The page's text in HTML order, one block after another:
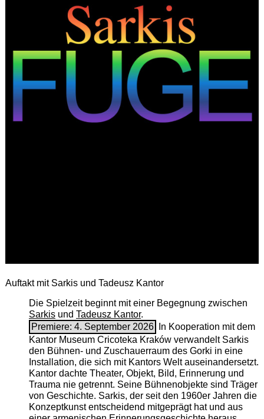
Auftakt mit Sarkis und Tadeusz Kantor
Die Spielzeit beginnt mit einer Begegnung zwischen
Sarkisund Tadeusz Kantor.
Premiere: 4. September 2026
In Kooperation mit dem
Kantor Museum Cricoteka Kraków verwandelt Sarkis
den Bühnen- und Zuschauerraum des Gorki in eine
Installation, die sich mit Kantors Welt auseinandersetzt.
Kantor dachte Theater, Objekt, Bild, Erinnerung und
Trauma nie getrennt. Seine Bühnenobjekte sind Träger
von Geschichte. Sarkis, der seit den 1960er Jahren die
Konzeptkunst entscheidend mitgeprägt hat und aus